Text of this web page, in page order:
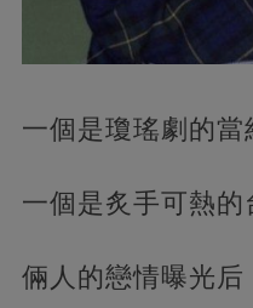
一個是瓊瑤劇的當
一個是炙手可熱的
倆人的戀情曝光